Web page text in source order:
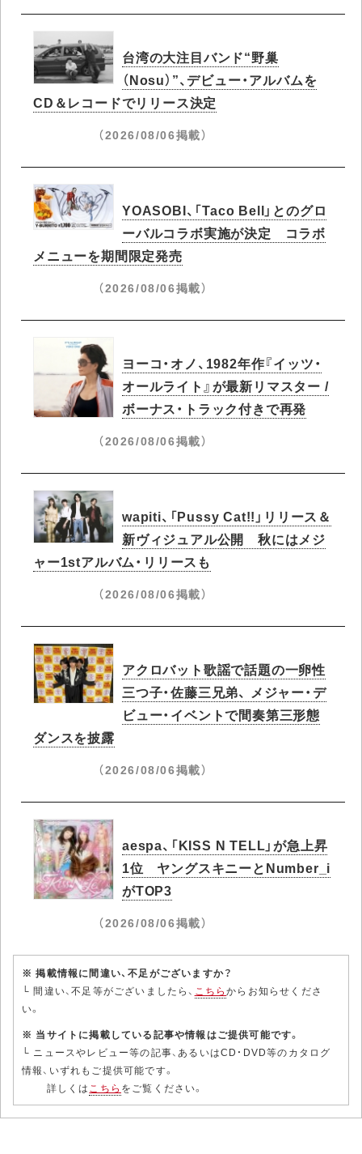
台湾の大注目バンド“野巢
（Nosu）”、デビュー・アルバムを
CD＆レコードでリリース決定
（2026/08/06掲載）
YOASOBI、「Taco Bell」とのグロ
ーバルコラボ実施が決定 コラボ
メニューを期間限定発売
（2026/08/06掲載）
ヨーコ・オノ、1982年作『イッツ・
オールライト』が最新リマスター /
ボーナス・トラック付きで再発
（2026/08/06掲載）
wapiti、「Pussy Cat!!」リリース＆
新ヴィジュアル公開 秋にはメジ
ャー1stアルバム・リリースも
（2026/08/06掲載）
アクロバット歌謡で話題の一卵性
三つ子・佐藤三兄弟、 メジャー・デ
ビュー・イベントで間奏第三形態
ダンスを披露
（2026/08/06掲載）
aespa、「KISS N TELL」が急上昇
1位 ヤングスキニーとNumber_i
がTOP3
（2026/08/06掲載）
※ 掲載情報に間違い、不足がございますか？
└ 間違い、不足等がございましたら、 こちらからお知らせくださ
い。
※ 当サイトに掲載している記事や情報はご提供可能です。
└ ニュースやレビュー等の記事、あるいはCD・DVD等のカタログ
情報、いずれもご提供可能です。
詳しくはこちら をご覧ください。